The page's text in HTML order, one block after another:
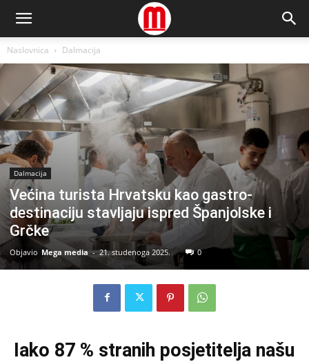
Naslovnica Dalmacija
Dalmacija
Većina turista Hrvatsku kao gastro-
destinaciju stavljaju ispred Španjolske i
Grčke
Objavio Mega media - 21. studenoga 2025. 0
Iako 87 % stranih posjetitelja našu